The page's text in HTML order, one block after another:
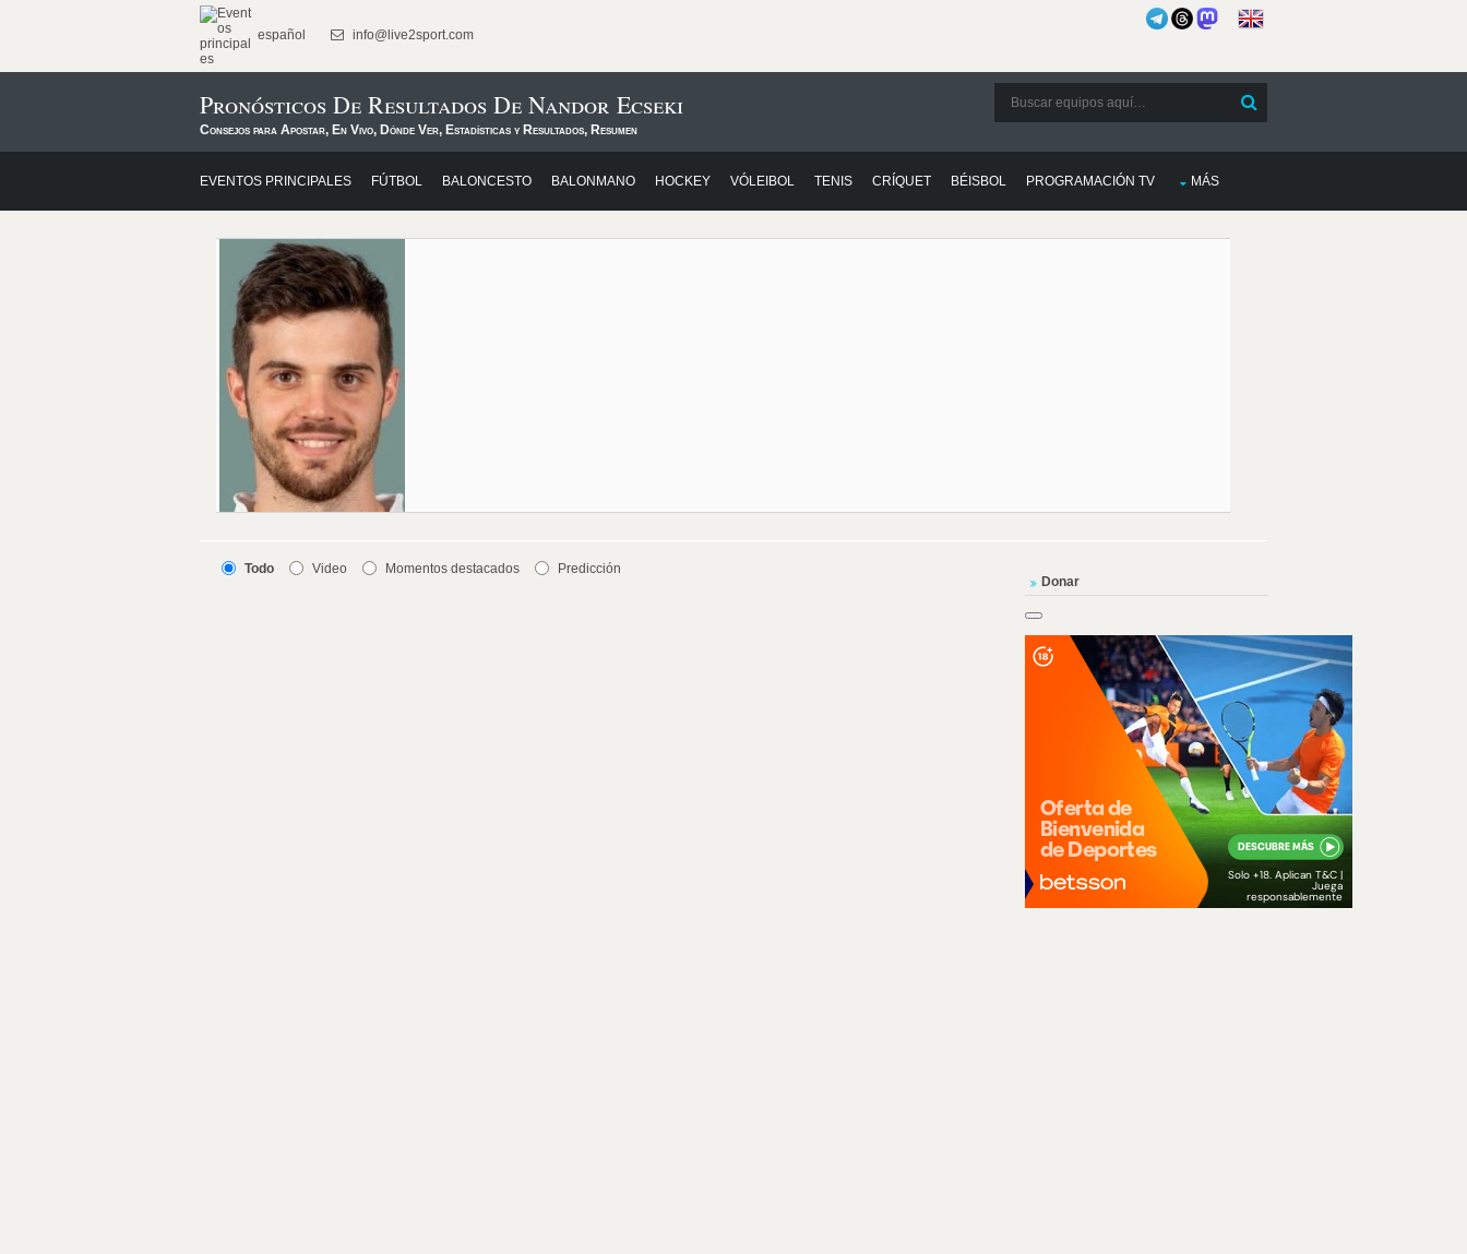
español info@live2sport.com
Pronósticos De Resultados De Nandor Ecseki
Consejos para Apostar, En Vivo, Dónde Ver, Estadísticas y Resultados, Resumen
EVENTOS PRINCIPALES FÚTBOL BALONCESTO BALONMANO HOCKEY VÓLEIBOL TENIS CRÍQUET BÉISBOL PROGRAMACIÓN TV MÁS
Todo Video Momentos destacados Predicción
Donar